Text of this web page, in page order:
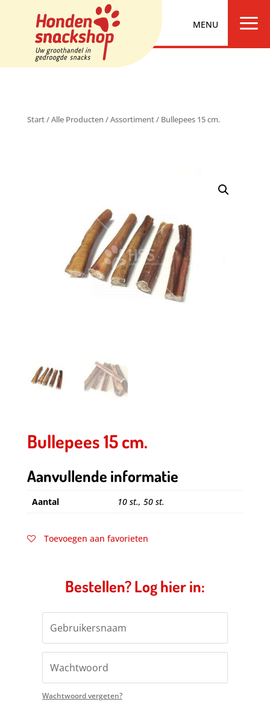
a
Start/Alle Producten /Assortiment/ Bullepees 15 cm.
Bullepees 15 cm.
Aanvullende informatie
Aantal 10 st., 50 st.
Toevoegen aan favorieten
Bestellen? Log hier in:
Wachtwoord vergeten?